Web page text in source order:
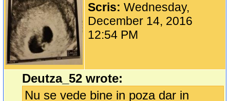
Scris:Wednesday,
December 14, 2016
12:54 PM
Deutza_52 wrote:
Nu se vede bine in poza dar in